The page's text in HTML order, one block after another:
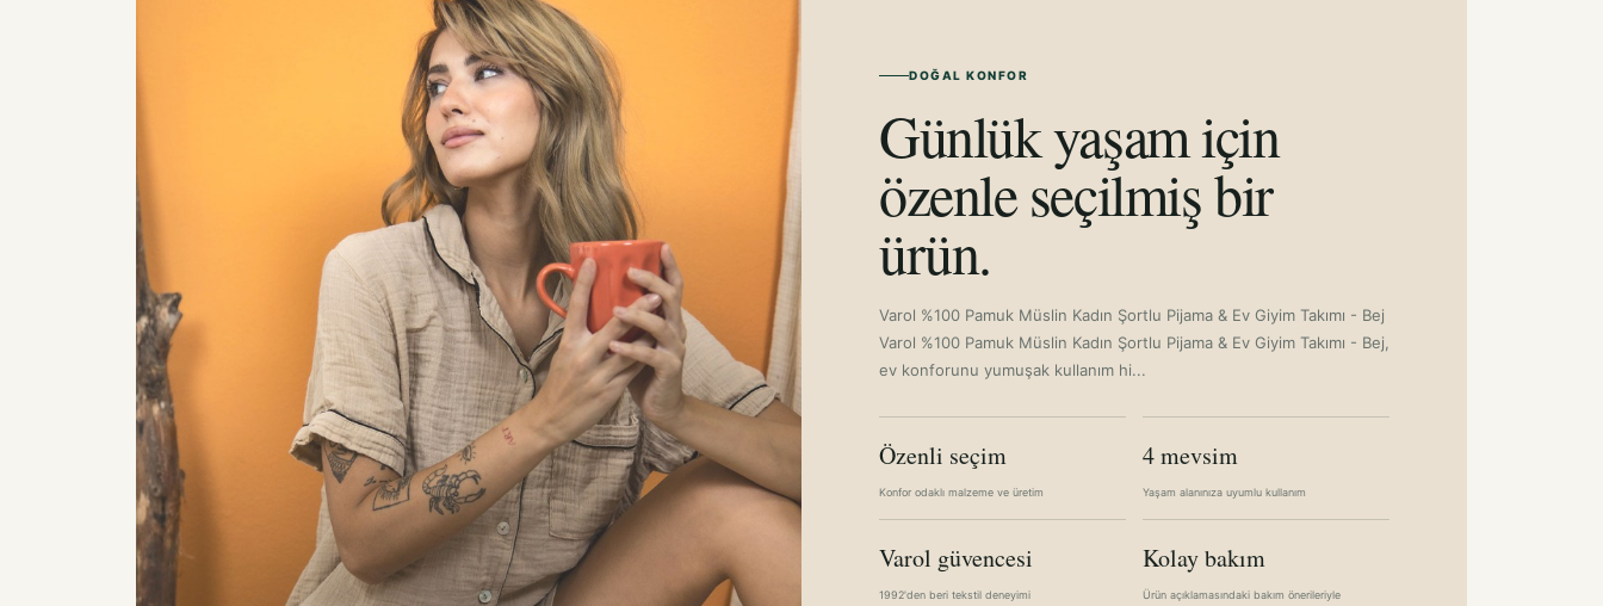
DOĞAL KONFOR
Günlük yaşam için
özenle seçilmiş bir
ürün.
Varol %100 Pamuk Müslin Kadın Şortlu Pijama & Ev Giyim Takımı - Bej
Varol %100 Pamuk Müslin Kadın Şortlu Pijama & Ev Giyim Takımı - Bej,
ev konforunu yumuşak kullanım hi...
Özenli seçim
Konfor odaklı malzeme ve üretim
4 mevsim
Yaşam alanınıza uyumlu kullanım
Varol güvencesi
1992'den beri tekstil deneyimi
Kolay bakım
Ürün açıklamasındaki bakım önerileriyle